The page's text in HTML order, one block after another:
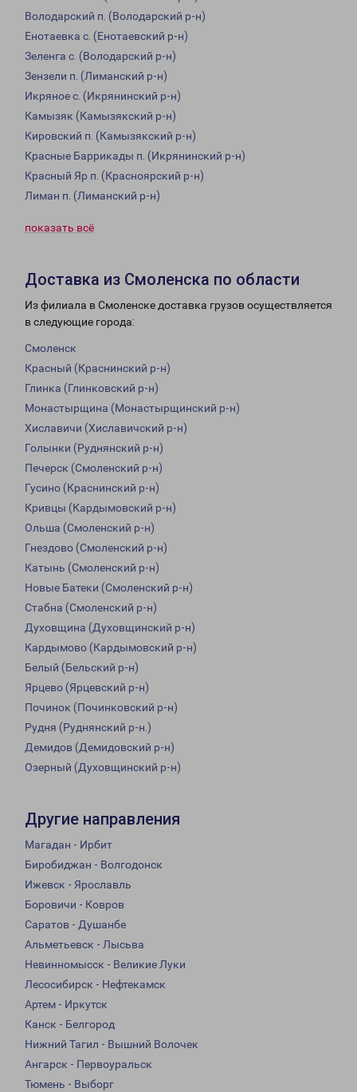
Володарский п. (Володарский р-н)
Енотаевка с. (Енотаевский р-н)
Зеленга с. (Володарский р-н)
Зензели п. (Лиманский р-н)
Икряное с. (Икрянинский р-н)
Камызяк (Камызякский р-н)
Кировский п. (Камызякский р-н)
Красные Баррикады п. (Икрянинский р-н)
Красный Яр п. (Красноярский р-н)
Лиман п. (Лиманский р-н)
показать всё
Доставка из Смоленска по области
Из филиала в Смоленске доставка грузов осуществляется
в следующие города:
Смоленск
Красный (Краснинский р-н)
Глинка (Глинковский р-н)
Монастырщина (Монастырщинский р-н)
Хиславичи (Хиславичский р-н)
Голынки (Руднянский р-н)
Печерск (Смоленский р-н)
Гусино (Краснинский р-н)
Кривцы (Кардымовский р-н)
Ольша (Смоленский р-н)
Гнездово (Смоленский р-н)
Катынь (Смоленский р-н)
Новые Батеки (Смоленский р-н)
Стабна (Смоленский р-н)
Духовщина (Духовщинский р-н)
Кардымово (Кардымовский р-н)
Белый (Бельский р-н)
Ярцево (Ярцевский р-н)
Починок (Починковский р-н)
Рудня (Руднянский р-н.)
Демидов (Демидовский р-н)
Озерный (Духовщинский р-н)
Другие направления
Магадан - Ирбит
Биробиджан - Волгодонск
Ижевск - Ярославль
Боровичи - Ковров
Саратов - Душанбе
Альметьевск - Лысьва
Невинномысск - Великие Луки
Лесосибирск - Нефтекамск
Артем - Иркутск
Канск - Белгород
Нижний Тагил - Вышний Волочек
Ангарск - Первоуральск
Тюмень - Выборг